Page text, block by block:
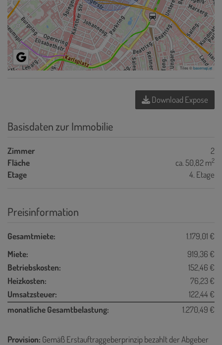
Tiles ©basemap.at
Download Expose
Basisdaten zur Immobilie
Zimmer
2
Fläche
ca. 50,82 m2
Etage 4. Etage
Preisinformation
Gesamtmiete:
1.179,01 €
Miete:
919,36 €
Betriebskosten:
152,46 €
Heizkosten:
76,23 €
Umsatzsteuer:
122,44 €
monatliche Gesamtbelastung:
1.270,49 €
Provision: Gemäß Erstauftraggeberprinzip bezahlt der Abgeber